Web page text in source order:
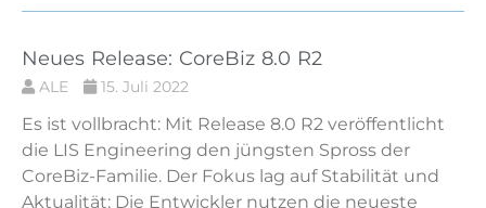
Neues Release: CoreBiz 8.0 R2
ALE 15. Juli 2022
Es ist vollbracht: Mit Release 8.0 R2 veröffentlicht
die LIS Engineering den jüngsten Spross der
CoreBiz-Familie. Der Fokus lag auf Stabilität und
Aktualität: Die Entwickler nutzen die neueste